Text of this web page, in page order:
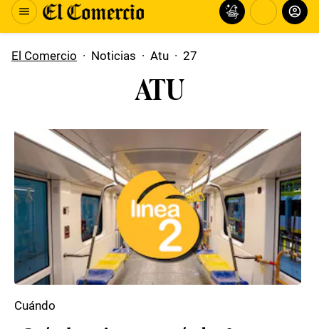
El Comercio · Noticias · Atu · 27
ATU
Cuándo